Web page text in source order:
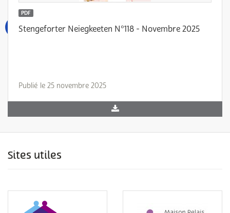
PDF
Stengeforter Neiegkeeten N°118 - Novembre 2025
Publié le 25 novembre 2025
Sites utiles